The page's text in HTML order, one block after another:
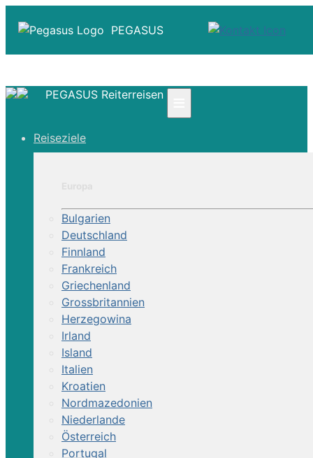
PEGASUS
☎ Deutschland 0800 - 505 18 01
Über Uns
PEGASUS Reiterreisen
Reiseziele
Bulgarien
Deutschland
Finnland
Frankreich
Griechenland
Grossbritannien
Herzegowina
Irland
Island
Italien
Kroatien
Nordmazedonien
Niederlande
Österreich
Portugal